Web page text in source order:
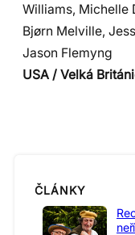
Williams, Michelle
Bjørn Melville,
Jason Flemyng
USA / Velká
ČLÁNKY